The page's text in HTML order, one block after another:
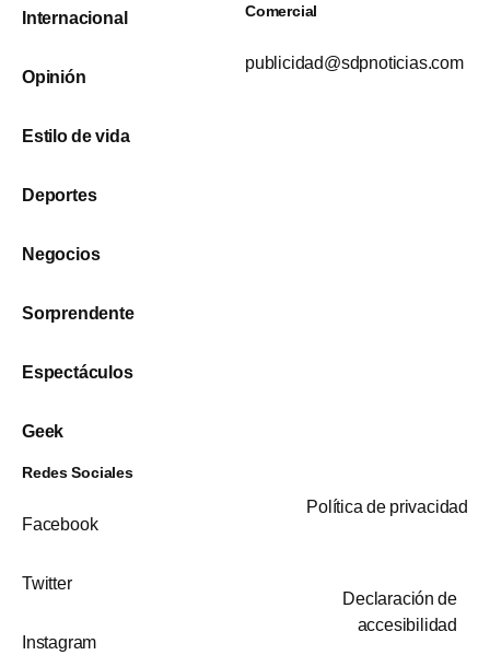
Internacional
Opinión
Estilo de vida
Deportes
Negocios
Sorprendente
Espectáculos
Geek
Comercial
publicidad@sdpnoticias.com
Redes Sociales
Facebook
Twitter
Instagram
Política de privacidad
Declaración de
accesibilidad